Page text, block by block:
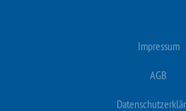
Impressum
AGB